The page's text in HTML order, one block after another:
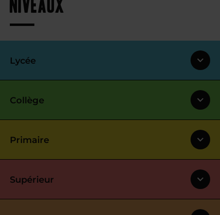
Lycée
Collège
Primaire
Supérieur